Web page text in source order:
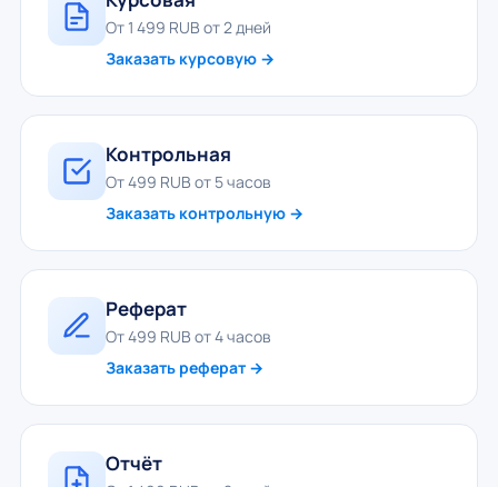
От 1 499 RUB от 2 дней
Заказать курсовую →
Контрольная
От 499 RUB от 5 часов
Заказать контрольную →
Реферат
От 499 RUB от 4 часов
Заказать реферат →
Отчёт